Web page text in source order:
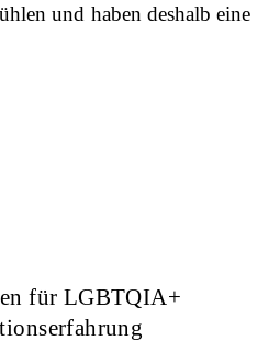
und haben deshalb eine
für LGBTQIA+